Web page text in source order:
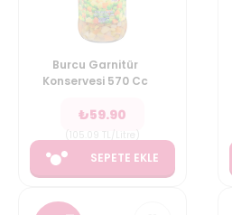
Burcu Garnitür
Konservesi 570 Cc
₺59.90
SEPETE EKLE